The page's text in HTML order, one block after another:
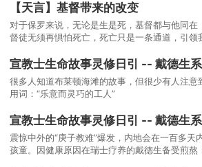
【天言】基督带来的改变
对于保罗来说，无论是生是死，基督都与他同
督徒无须再惧怕死亡，死亡只是一条通道，引领
很多人知道布莱顿海滩的故事，但很少有人注意
用词：“乐意而灵巧的工人”
震惊中外的“庚子教难”爆发，内地会在一百多天
孩童。因健康原因在瑞士疗养的戴德生备受煎熬